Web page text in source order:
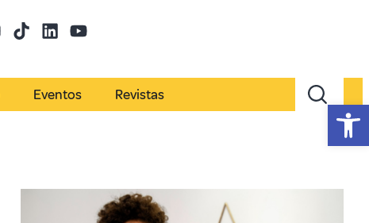
Eventos Revistas